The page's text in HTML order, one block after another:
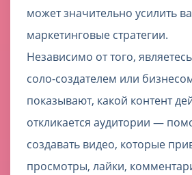
может значительно усилить
маркетинговые стратегии.
Независимо от того,
соло-создателем или
показывают, какой контент
откликается аудитории —
создавать видео, которые
просмотры, лайки,